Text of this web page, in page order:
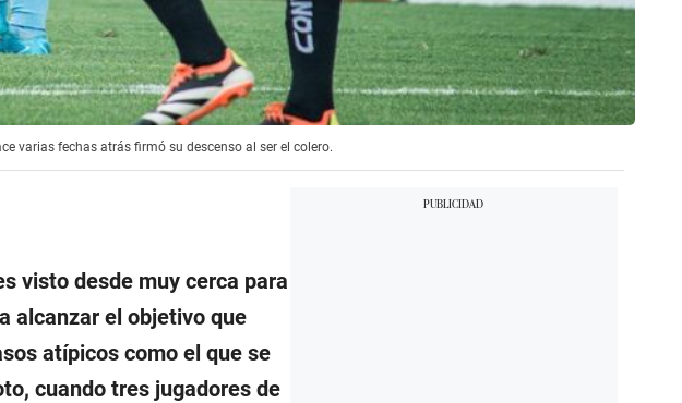
varias fechas atrás firmó su descenso al ser el colero.
visto desde muy cerca para
alcanzar el objetivo que
atípicos como el que se
cuando tres jugadores de